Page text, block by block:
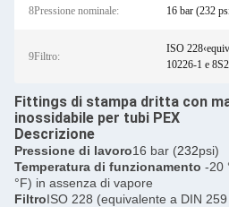
8Pressione nominale: 16 bar (232
9Filtro:
ISO
10226-1 e
Fittings di stampa dritta con
inossidabile per tubi PEX
Descrizione
Pressione di lavoro16 bar (232psi)
Temperatura di funzionamento -20
°F) in assenza di vapore
FiltroISO 228 (equivalente a DIN